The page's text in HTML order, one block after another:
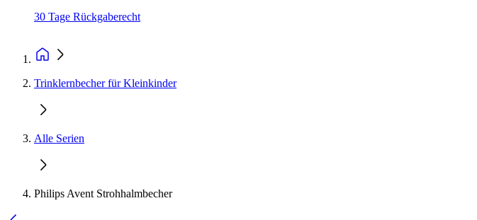
30 Tage Rückgaberecht
Trinklernbecher für Kleinkinder
Alle Serien
Philips Avent Strohhalmbecher